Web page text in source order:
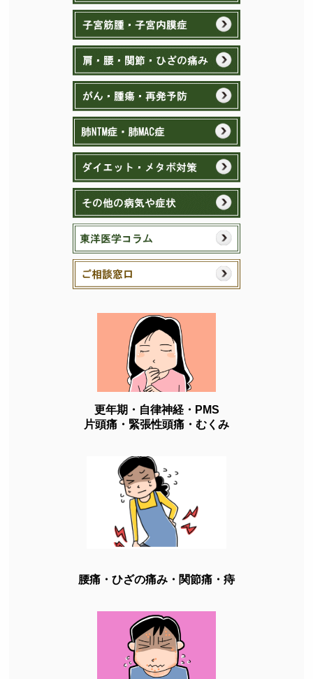
更年期・自律神経・PMS
片頭痛・緊張性頭痛・むくみ
腰痛・ひざの痛み・関節痛・痔